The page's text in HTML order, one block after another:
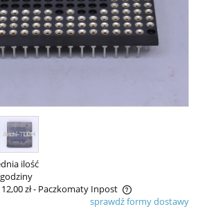
ilość
zł- Paczkomaty Inpost
ewentualnych kosztów płatnościsprawdź formy dostawy